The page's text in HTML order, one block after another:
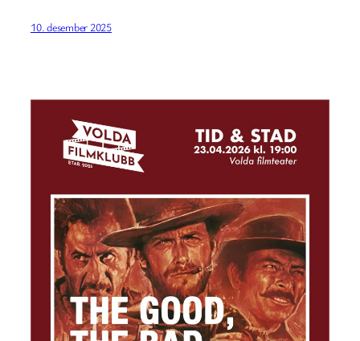
10. desember 2025